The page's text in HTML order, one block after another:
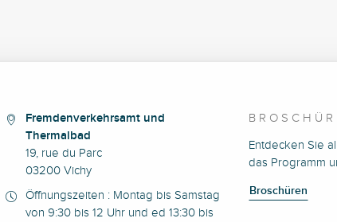
Fremdenverkehrsamt und
Thermalbad
19, rue du Parc
03200 Vichy
Öffnungszeiten : Montag bis Samstag
von 9:30 bis 12 Uhr und ed 13:30 bis
Entdecken Sie
das Programm
Broschüren